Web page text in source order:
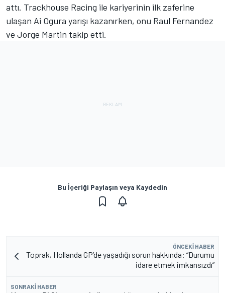
attı. Trackhouse Racing ile kariyerinin ilk zaferine
ulaşan Ai Ogura yarışı kazanırken, onu Raul Fernandez
ve Jorge Martin takip etti.
Bu İçeriği Paylaşın veya Kaydedin
ÖNCEKI HABER
Toprak, Hollanda GP’de yaşadığı sorun hakkında: “Durumu
idare etmek imkansızdı”
SONRAKI HABER